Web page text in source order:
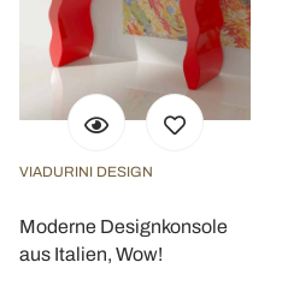
VIADURINI DESIGN
Moderne Designkonsole
aus Italien, Wow!